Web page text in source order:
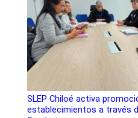
SLEP Chiloé activa
establecimientos a través